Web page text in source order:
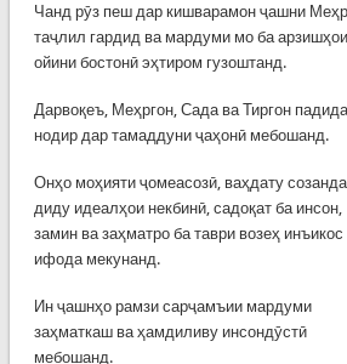
Чанд рӯз пеш дар кишварамон ҷашни
таҷлил гардид ва мардуми мо ба
ойини бостонӣ эҳтиром гузоштанд.
Дарвоқеъ, Меҳргон, Сада ва Тиргон
нодир дар тамаддуни ҷаҳонӣ мебошанд.
Онҳо моҳияти ҷомеасозӣ, ваҳдату
диду идеалҳои некбинӣ, садоқат ба инсон,
замин ва заҳматро ба таври возеҳ инъикос
ифода мекунанд.
Ин ҷашнҳо рамзи сарҷамъии мардуми
заҳматкаш ва ҳамдиливу инсондӯстӣ
мебошанд.